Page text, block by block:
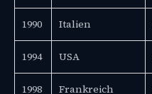
1990 Italien
1994 USA
1998 Frankreich